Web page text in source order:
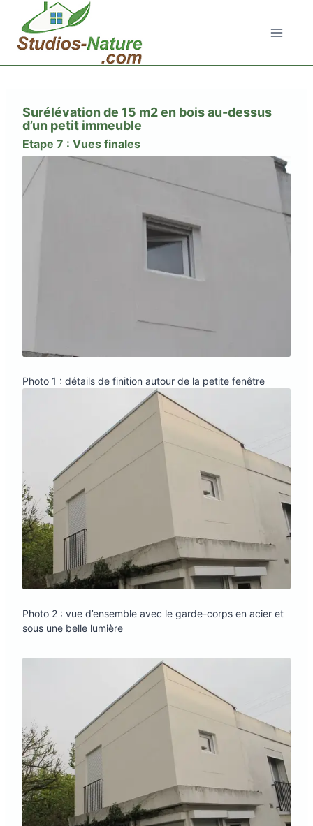
contenu
Surélévation de 15 m2 en bois au-dessus
d’un petit immeuble
Etape 7 : Vues finales
Photo 1 : détails de finition autour de la petite fenêtre
Photo 2 : vue d’ensemble avec le garde-corps en acier et
sous une belle lumière